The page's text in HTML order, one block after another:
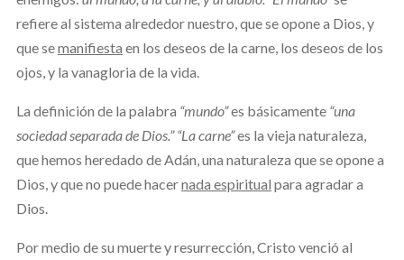
refiere al sistema alrededor nuestro, que se opone a Dios, y
que semanifiesta en los deseos de la carne, los deseos de los
ojos, y la vanagloria de la vida.
La definición de la palabra “mundo”es básicamente “una
sociedad separada de Dios.” “La carne”es la vieja naturaleza,
que hemos heredado de Adán, una naturaleza que se opone a
Dios, y que no puede hacernada espiritual para agradar a
Dios.
Por medio de su muerte y resurrección, Cristo venció al